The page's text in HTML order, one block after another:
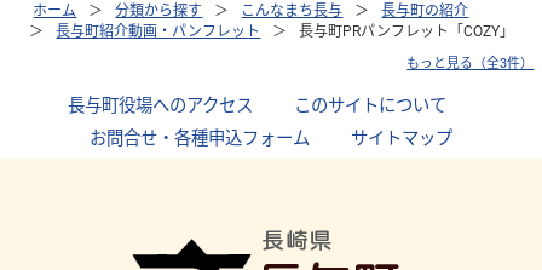
ホーム 分類から探す こんなまち長与
長与町の紹介
長与町紹介動画・パンフレット
長与町PRパンフレット「COZY」
もっと見る（全3件）
長与町役場へのアクセス このサイトについて
お問合せ・各種申込フォーム
サイトマップ